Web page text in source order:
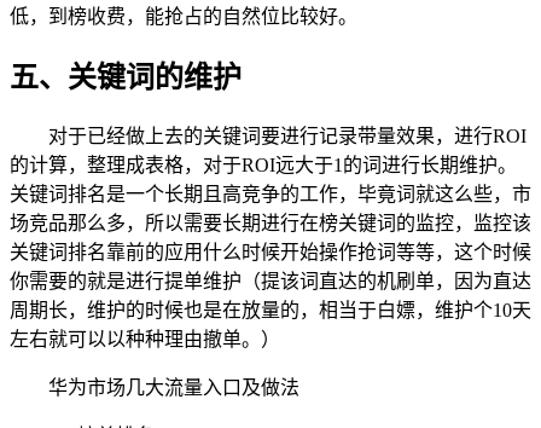
低，到榜收费，能抢占的自然位比较好。
五、关键词的维护
对于已经做上去的关键词要进行记录带量效果，进行ROI
的计算，整理成表格，对于ROI远大于1的词进行长期维护。
关键词排名是一个长期且高竞争的工作，毕竟词就这么些，市
场竞品那么多，所以需要长期进行在榜关键词的监控，监控该
关键词排名靠前的应用什么时候开始操作抢词等等，这个时候
你需要的就是进行提单维护（提该词直达的机刷单，因为直达
周期长，维护的时候也是在放量的，相当于白嫖，维护个10天
左右就可以以种种理由撤单。）
华为市场几大流量入口及做法